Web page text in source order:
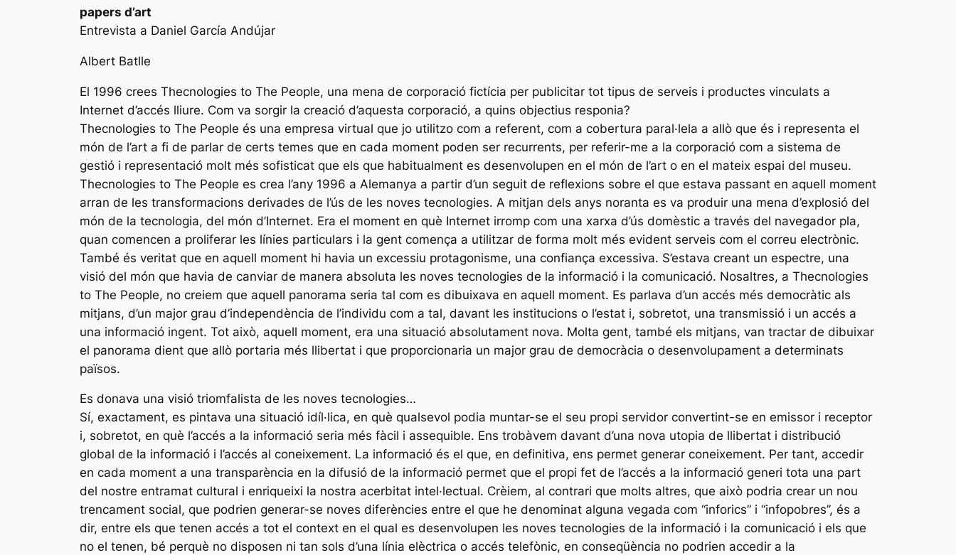
papers d’art
Entrevista a Daniel García Andújar
Albert Batlle
El 1996 crees Thecnologies to The People, una mena de corporació fictícia per publicitar tot tipus de serveis i productes vinculats a
Internet d’accés lliure. Com va sorgir la creació d’aquesta corporació, a quins objectius responia?
Thecnologies to The People és una empresa virtual que jo utilitzo com a referent, com a cobertura paral·lela a allò que és i representa el
món de l’art a fi de parlar de certs temes que en cada moment poden ser recurrents, per referir-me a la corporació com a sistema de
gestió i representació molt més sofisticat que els que habitualment es desenvolupen en el món de l’art o en el mateix espai del museu.
Thecnologies to The People es crea l’any 1996 a Alemanya a partir d’un seguit de reflexions sobre el que estava passant en aquell moment
arran de les transformacions derivades de l’ús de les noves tecnologies. A mitjan dels anys noranta es va produir una mena d’explosió del
món de la tecnologia, del món d’Internet. Era el moment en què Internet irromp com una xarxa d’ús domèstic a través del navegador pla,
quan comencen a proliferar les línies particulars i la gent comença a utilitzar de forma molt més evident serveis com el correu electrònic.
També és veritat que en aquell moment hi havia un excessiu protagonisme, una confiança excessiva. S’estava creant un espectre, una
visió del món que havia de canviar de manera absoluta les noves tecnologies de la informació i la comunicació. Nosaltres, a Thecnologies
to The People, no creiem que aquell panorama seria tal com es dibuixava en aquell moment. Es parlava d’un accés més democràtic als
mitjans, d’un major grau d’independència de l’individu com a tal, davant les institucions o l’estat i, sobretot, una transmissió i un accés a
una informació ingent. Tot això, aquell moment, era una situació absolutament nova. Molta gent, també els mitjans, van tractar de dibuixar
el panorama dient que allò portaria més llibertat i que proporcionaria un major grau de democràcia o desenvolupament a determinats
països.
Es donava una visió triomfalista de les noves tecnologies…
Sí, exactament, es pintava una situació idíl·lica, en què qualsevol podia muntar-se el seu propi servidor convertint-se en emissor i receptor
i, sobretot, en què l’accés a la informació seria més fàcil i assequible. Ens trobàvem davant d’una nova utopia de llibertat i distribució
global de la informació i l’accés al coneixement. La informació és el que, en definitiva, ens permet generar coneixement. Per tant, accedir
en cada moment a una transparència en la difusió de la informació permet que el propi fet de l’accés a la informació generi tota una part
del nostre entramat cultural i enriqueixi la nostra acerbitat intel·lectual. Crèiem, al contrari que molts altres, que això podria crear un nou
trencament social, que podrien generar-se noves diferències entre el que he denominat alguna vegada com “inforics” i “infopobres”, és a
dir, entre els que tenen accés a tot el context en el qual es desenvolupen les noves tecnologies de la informació i la comunicació i els que
no el tenen, bé perquè no disposen ni tan sols d’una línia elèctrica o accés telefònic, en conseqüència no podrien accedir a la